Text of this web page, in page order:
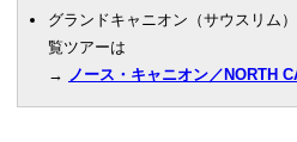
グランドキャニオン（サウスリム
覧ツアーは
→ ノース・キャニオン／NORTH